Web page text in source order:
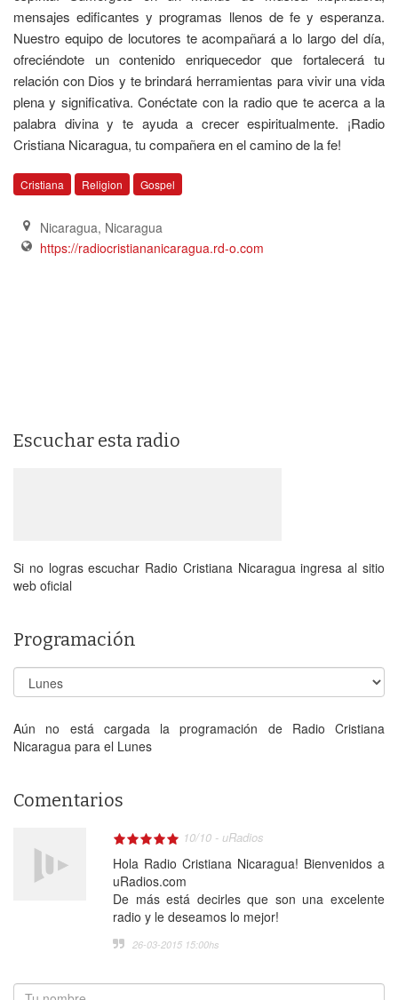
mensajes edificantes y programas llenos de fe y esperanza.
Nuestro equipo de locutores te acompañará a lo largo del día,
ofreciéndote un contenido enriquecedor que fortalecerá tu
relación con Dios y te brindará herramientas para vivir una vida
plena y significativa. Conéctate con la radio que te acerca a la
palabra divina y te ayuda a crecer espiritualmente. ¡Radio
Cristiana Nicaragua, tu compañera en el camino de la fe!
Cristiana Religion Gospel
Nicaragua, Nicaragua
https://radiocristiananicaragua.rd-o.com
Escuchar esta radio
Si no logras escuchar Radio Cristiana Nicaragua ingresa al sitio
web oficial
Programación
Aún no está cargada la programación de Radio Cristiana
Nicaragua para el Lunes
Comentarios
10/10 - uRadios
Hola Radio Cristiana Nicaragua! Bienvenidos a
uRadios.com
De más está decirles que son una excelente
radio y le deseamos lo mejor!
26-03-2015 15:00hs